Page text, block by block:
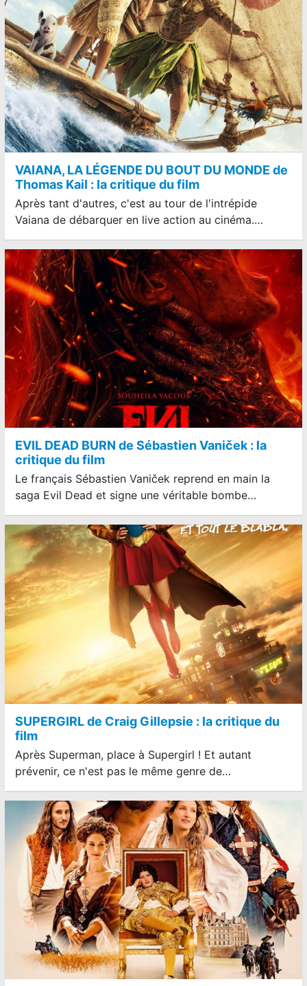
VAIANA, LA LÉGENDE DU BOUT DU MONDE de
Thomas Kail : la critique du film
Après tant d'autres, c'est au tour de l'intrépide
Vaiana de débarquer en live action au cinéma.…
EVIL DEAD BURN de Sébastien Vaniček : la
critique du film
Le français Sébastien Vaniček reprend en main la
saga Evil Dead et signe une véritable bombe…
SUPERGIRL de Craig Gillepsie : la critique du
film
Après Superman, place à Supergirl ! Et autant
prévenir, ce n'est pas le même genre de…